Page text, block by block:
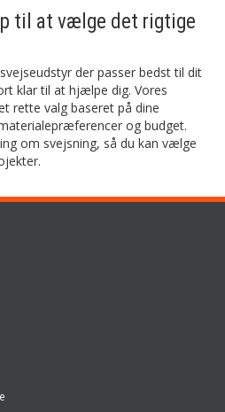
til at vælge det rigtige
der passer bedst til dit
klar til at hjælpe dig. Vores
rette valg baseret på dine
og budget.
om svejsning, så du kan vælge